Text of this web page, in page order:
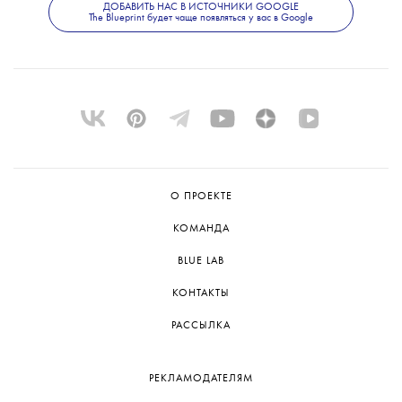
светом рифмовался с эстетикой Дэвида
Линча».
и следующих показов пока не планируется.
ДОБАВИТЬ НАС В ИСТОЧНИКИ GOOGLE
The Blueprint будет чаще появляться у вас в Google
О ПРОЕКТЕ
КОМАНДА
BLUE LAB
КОНТАКТЫ
РАССЫЛКА
РЕКЛАМОДАТЕЛЯМ